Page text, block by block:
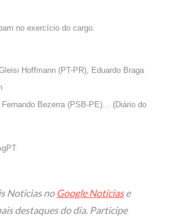
no exercício do cargo.
Hoffmann (PT-PR), Eduardo Braga
Fernando Bezerra (PSB-PE)… (Diário do
Noticias no Google Notíciase
destaques do dia. Participe